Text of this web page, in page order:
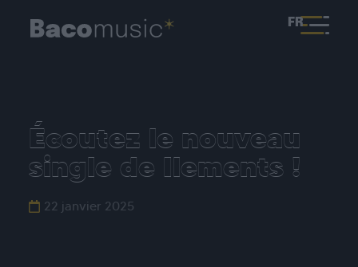
FR
Écoutez le nouveau
single de Ilements !
22 janvier 2025